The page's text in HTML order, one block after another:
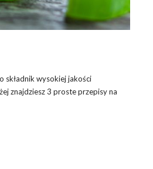
składnik wysokiej jakości
znajdziesz 3 proste przepisy na